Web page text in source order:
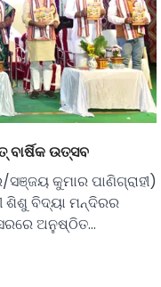
ବାର୍ଷିକ ଉତ୍ସବ
କୁମାର ପାଣିଗ୍ରାହୀ)
ଶିଶୁ ବିଦ୍ୟା ମନ୍ଦିରର
ଅନୁଷ୍ଠିତ…